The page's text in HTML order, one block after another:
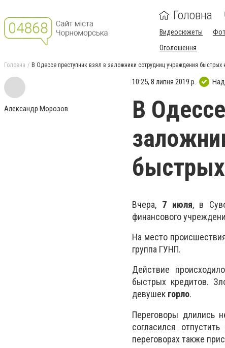
Головна
Видеосюжеты
Оголошення
Головна В Одессе преступник взял в заложники сотрудниц учреждения быстрых
Александр Морозов
10:25, 8 липня 2019 р.
В
Вчера, 7 июля, в
финансового
На место
группа ГУНП.
Действие
быстрых кредитов.
девушек горло.
Переговоры длились
согласился
переговорах также